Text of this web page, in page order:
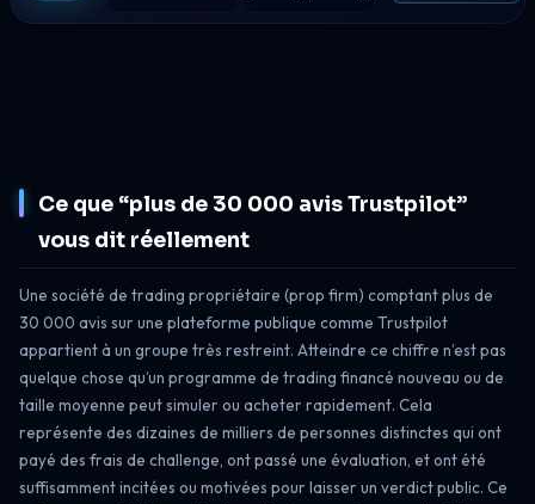
Ce que “plus de 30 000 avis Trustpilot”
vous dit réellement
Une société de trading propriétaire (prop firm) comptant plus de
30 000 avis sur une plateforme publique comme Trustpilot
appartient à un groupe très restreint. Atteindre ce chiffre n’est pas
quelque chose qu’un programme de trading financé nouveau ou de
taille moyenne peut simuler ou acheter rapidement. Cela
représente des dizaines de milliers de personnes distinctes qui ont
payé des frais de challenge, ont passé une évaluation, et ont été
suffisamment incitées ou motivées pour laisser un verdict public. Ce